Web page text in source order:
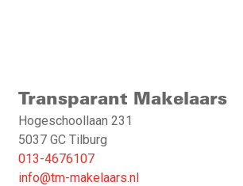
Transparant Makelaars
Hogeschoollaan 231
5037 GC Tilburg
013-4676107
info@tm-makelaars.nl